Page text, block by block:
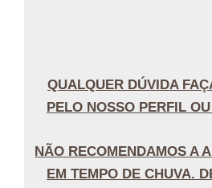
QUALQUER DÚVIDA
PELO NOSSO PERFIL
NÃO RECOMENDAMOS A
EM TEMPO DE CHUVA.